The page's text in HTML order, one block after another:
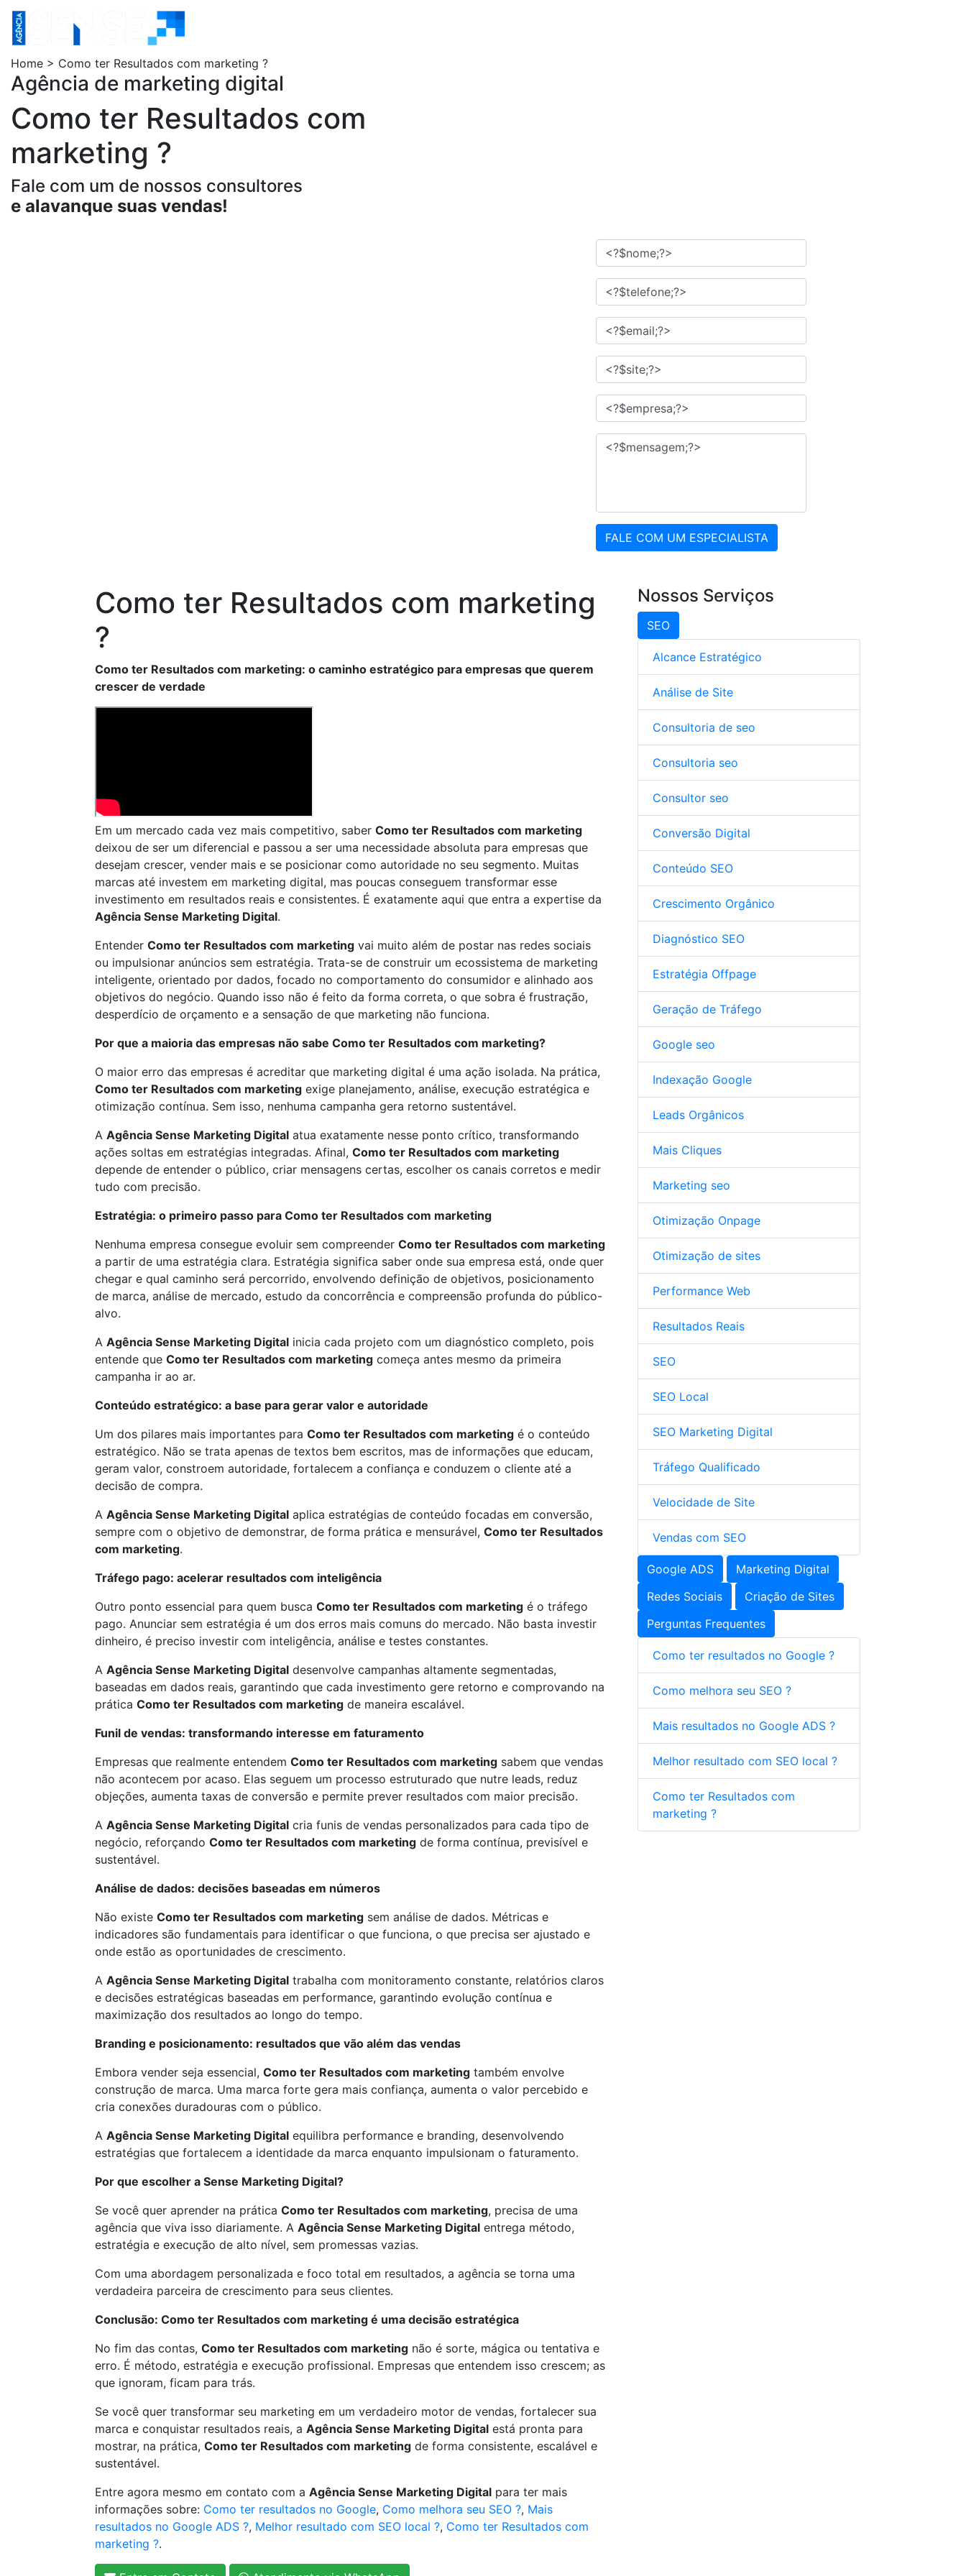
Home > Como ter Resultados com marketing ?
Agência de marketing digital
Como ter Resultados com
marketing ?
Fale com um de nossos consultores
e alavanque suas vendas!
FALE COM UM ESPECIALISTA
Como ter Resultados com marketing
?
Como ter Resultados com marketing: o caminho estratégico para empresas que querem
crescer de verdade
Em um mercado cada vez mais competitivo, saber Como ter Resultados com marketing
deixou de ser um diferencial e passou a ser uma necessidade absoluta para empresas que
desejam crescer, vender mais e se posicionar como autoridade no seu segmento. Muitas
marcas até investem em marketing digital, mas poucas conseguem transformar esse
investimento em resultados reais e consistentes. É exatamente aqui que entra a expertise da
Agência Sense Marketing Digital.
Entender Como ter Resultados com marketing vai muito além de postar nas redes sociais
ou impulsionar anúncios sem estratégia. Trata-se de construir um ecossistema de marketing
inteligente, orientado por dados, focado no comportamento do consumidor e alinhado aos
objetivos do negócio. Quando isso não é feito da forma correta, o que sobra é frustração,
desperdício de orçamento e a sensação de que marketing não funciona.
Por que a maioria das empresas não sabe Como ter Resultados com marketing?
O maior erro das empresas é acreditar que marketing digital é uma ação isolada. Na prática,
Como ter Resultados com marketing exige planejamento, análise, execução estratégica e
otimização contínua. Sem isso, nenhuma campanha gera retorno sustentável.
A Agência Sense Marketing Digital atua exatamente nesse ponto crítico, transformando
ações soltas em estratégias integradas. Afinal, Como ter Resultados com marketing
depende de entender o público, criar mensagens certas, escolher os canais corretos e medir
tudo com precisão.
Estratégia: o primeiro passo para Como ter Resultados com marketing
Nenhuma empresa consegue evoluir sem compreender Como ter Resultados com marketing
a partir de uma estratégia clara. Estratégia significa saber onde sua empresa está, onde quer
chegar e qual caminho será percorrido, envolvendo definição de objetivos, posicionamento
de marca, análise de mercado, estudo da concorrência e compreensão profunda do público-
alvo.
A Agência Sense Marketing Digital inicia cada projeto com um diagnóstico completo, pois
entende que Como ter Resultados com marketing começa antes mesmo da primeira
campanha ir ao ar.
Conteúdo estratégico: a base para gerar valor e autoridade
Um dos pilares mais importantes para Como ter Resultados com marketing é o conteúdo
estratégico. Não se trata apenas de textos bem escritos, mas de informações que educam,
geram valor, constroem autoridade, fortalecem a confiança e conduzem o cliente até a
decisão de compra.
A Agência Sense Marketing Digital aplica estratégias de conteúdo focadas em conversão,
sempre com o objetivo de demonstrar, de forma prática e mensurável, Como ter Resultados
com marketing.
Tráfego pago: acelerar resultados com inteligência
Outro ponto essencial para quem busca Como ter Resultados com marketing é o tráfego
pago. Anunciar sem estratégia é um dos erros mais comuns do mercado. Não basta investir
dinheiro, é preciso investir com inteligência, análise e testes constantes.
A Agência Sense Marketing Digital desenvolve campanhas altamente segmentadas,
baseadas em dados reais, garantindo que cada investimento gere retorno e comprovando na
prática Como ter Resultados com marketing de maneira escalável.
Funil de vendas: transformando interesse em faturamento
Empresas que realmente entendem Como ter Resultados com marketing sabem que vendas
não acontecem por acaso. Elas seguem um processo estruturado que nutre leads, reduz
objeções, aumenta taxas de conversão e permite prever resultados com maior precisão.
A Agência Sense Marketing Digital cria funis de vendas personalizados para cada tipo de
negócio, reforçando Como ter Resultados com marketing de forma contínua, previsível e
sustentável.
Análise de dados: decisões baseadas em números
Não existe Como ter Resultados com marketing sem análise de dados. Métricas e
indicadores são fundamentais para identificar o que funciona, o que precisa ser ajustado e
onde estão as oportunidades de crescimento.
A Agência Sense Marketing Digital trabalha com monitoramento constante, relatórios claros
e decisões estratégicas baseadas em performance, garantindo evolução contínua e
maximização dos resultados ao longo do tempo.
Branding e posicionamento: resultados que vão além das vendas
Embora vender seja essencial, Como ter Resultados com marketing também envolve
construção de marca. Uma marca forte gera mais confiança, aumenta o valor percebido e
cria conexões duradouras com o público.
A Agência Sense Marketing Digital equilibra performance e branding, desenvolvendo
estratégias que fortalecem a identidade da marca enquanto impulsionam o faturamento.
Por que escolher a Sense Marketing Digital?
Se você quer aprender na prática Como ter Resultados com marketing, precisa de uma
agência que viva isso diariamente. A Agência Sense Marketing Digital entrega método,
estratégia e execução de alto nível, sem promessas vazias.
Com uma abordagem personalizada e foco total em resultados, a agência se torna uma
verdadeira parceira de crescimento para seus clientes.
Conclusão: Como ter Resultados com marketing é uma decisão estratégica
No fim das contas, Como ter Resultados com marketing não é sorte, mágica ou tentativa e
erro. É método, estratégia e execução profissional. Empresas que entendem isso crescem; as
que ignoram, ficam para trás.
Se você quer transformar seu marketing em um verdadeiro motor de vendas, fortalecer sua
marca e conquistar resultados reais, a Agência Sense Marketing Digital está pronta para
mostrar, na prática, Como ter Resultados com marketing de forma consistente, escalável e
sustentável.
Entre agora mesmo em contato com a Agência Sense Marketing Digital para ter mais
informações sobre: Como ter resultados no Google, Como melhora seu SEO ?, Mais
resultados no Google ADS ?, Melhor resultado com SEO local ?, Como ter Resultados com
marketing ?.
Nossos Serviços
SEO
Alcance Estratégico
Análise de Site
Consultoria de seo
Consultoria seo
Consultor seo
Conversão Digital
Conteúdo SEO
Crescimento Orgânico
Diagnóstico SEO
Estratégia Offpage
Geração de Tráfego
Google seo
Indexação Google
Leads Orgânicos
Mais Cliques
Marketing seo
Otimização Onpage
Otimização de sites
Performance Web
Resultados Reais
SEO
SEO Local
SEO Marketing Digital
Tráfego Qualificado
Velocidade de Site
Vendas com SEO
Google ADS
Marketing Digital
Redes Sociais
Criação de Sites
Perguntas Frequentes
Como ter resultados no Google ?
Como melhora seu SEO ?
Mais resultados no Google ADS ?
Melhor resultado com SEO local ?
Como ter Resultados com
marketing ?